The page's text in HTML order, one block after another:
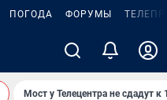
ПОГОДА ФОРУМЫ
Мост у Телецентра не сдадут к